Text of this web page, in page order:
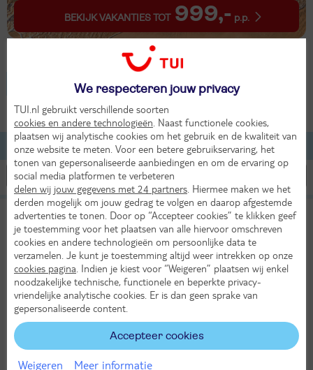
BEKIJK VAKANTIES TOT 999,- p.p.
Griekenland - Pounta
2 volwassenen
Filteren Lijst Kaart
Pounda Resort Paros
TUI classificatie Hotel
Griekenland Cycladen Paros Pounta
KASSAKORTING
Wo 23 sep 2026
8 dagen (7 nachten)
Dusseldorf - Mykonos
Transfer
1321,-
We respecteren jouw privacy
TUI.nl gebruikt verschillende soorten
cookies en andere technologieën . Naast functionele cookies,
plaatsen wij analytische cookies om het gebruik en de kwaliteit van
onze website te meten. Voor een betere gebruikservaring, het
tonen van gepersonaliseerde aanbiedingen en om de ervaring op
social media platformen te verbeteren
delen wij jouw gegevens met 24 partners . Hiermee maken we het
derden mogelijk om jouw gedrag te volgen en daarop afgestemde
advertenties te tonen. Door op “Accepteer cookies” te klikken geef
je toestemming voor het plaatsen van alle hiervoor omschreven
cookies en andere technologieën om persoonlijke data te
verzamelen. Je kunt je toestemming altijd weer intrekken op onze
cookies pagina . Indien je kiest voor “Weigeren” plaatsen wij enkel
noodzakelijke technische, functionele en beperkte privacy-
vriendelijke analytische cookies. Er is dan geen sprake van
gepersonaliseerde content.
Accepteer cookies
Weigeren Meer informatie